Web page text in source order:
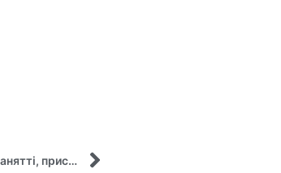
Участь першокурсників кафедри у практикоорієнтованому занятті, присвяченому бренд-менеджменту та діджитал-маркетингу